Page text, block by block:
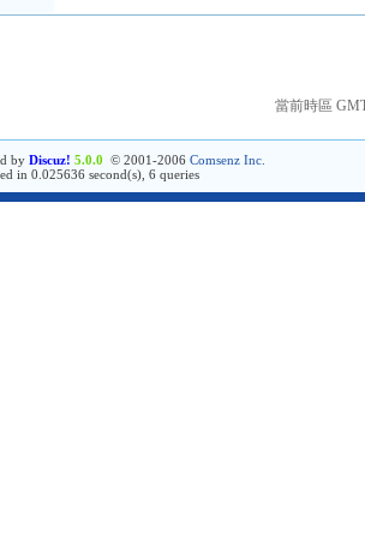
當前時區
by Discuz! 5.0.0 © 2001-2006 Comsenz Inc.
in 0.025636 second(s), 6 queries